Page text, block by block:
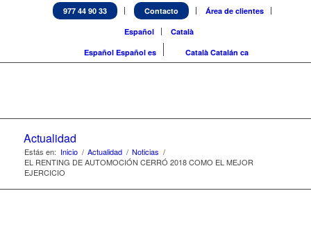
977 44 90 33 Contacto
Área de clientes
Español
Català
Español Español es Català Catalán ca
Actualidad
Estás en: Inicio / Actualidad / Noticias /
EL RENTING DE AUTOMOCIÓN CERRÓ 2018 COMO EL MEJOR
EJERCICIO